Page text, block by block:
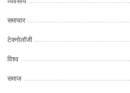
समाचार
टेक्नोलॉजी
विश्व
समाज